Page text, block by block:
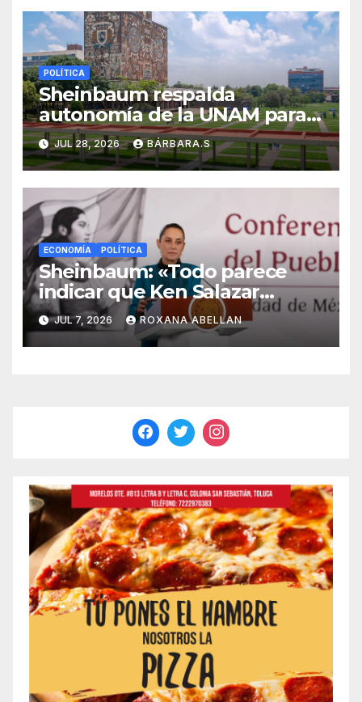
POLÍTICA
Sheinbaum respalda
autonomía de la UNAM para
resolver polémica por
examen de ingreso
JUL 28, 2026 BÁRBARA.S
ECONOMÍA POLÍTICA
Sheinbaum: «Todo parece
indicar que Ken Salazar
mintió» sobre captura de ‘El
Mayo’
JUL 7, 2026 ROXANA ABELLAN